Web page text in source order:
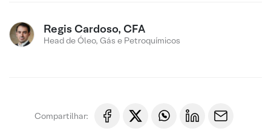
Regis Cardoso, CFA
Head de Óleo, Gás e Petroquímicos
Compartilhar: